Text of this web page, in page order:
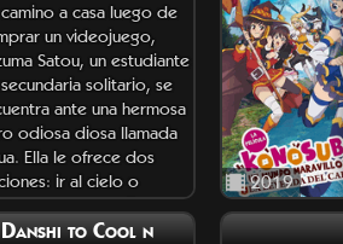
a casa luego de
un videojuego,
Satou, un estudiante
solitario, se
ante una hermosa
odiosa diosa llamada
Ella le ofrece dos
ir al cielo o
en el sueño de
2019
to Cool n